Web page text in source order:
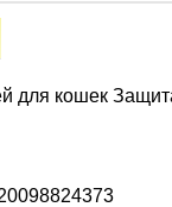
для кошек